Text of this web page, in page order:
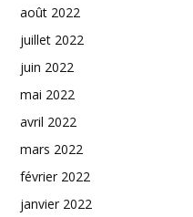
août 2022
juillet 2022
juin 2022
mai 2022
avril 2022
mars 2022
février 2022
janvier 2022